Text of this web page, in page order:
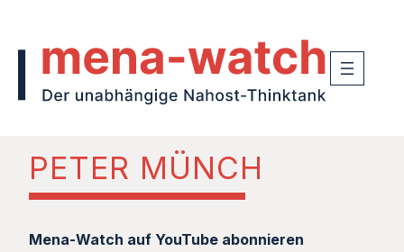
PETER MÜNCH
Mena-Watch auf YouTube abonnieren